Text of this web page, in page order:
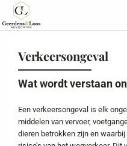
Verkeersongeval
Wat wordt verstaan
Een verkeersongeval is elk
middelen van vervoer,
dieren betrokken zijn en